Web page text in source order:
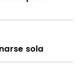
sola